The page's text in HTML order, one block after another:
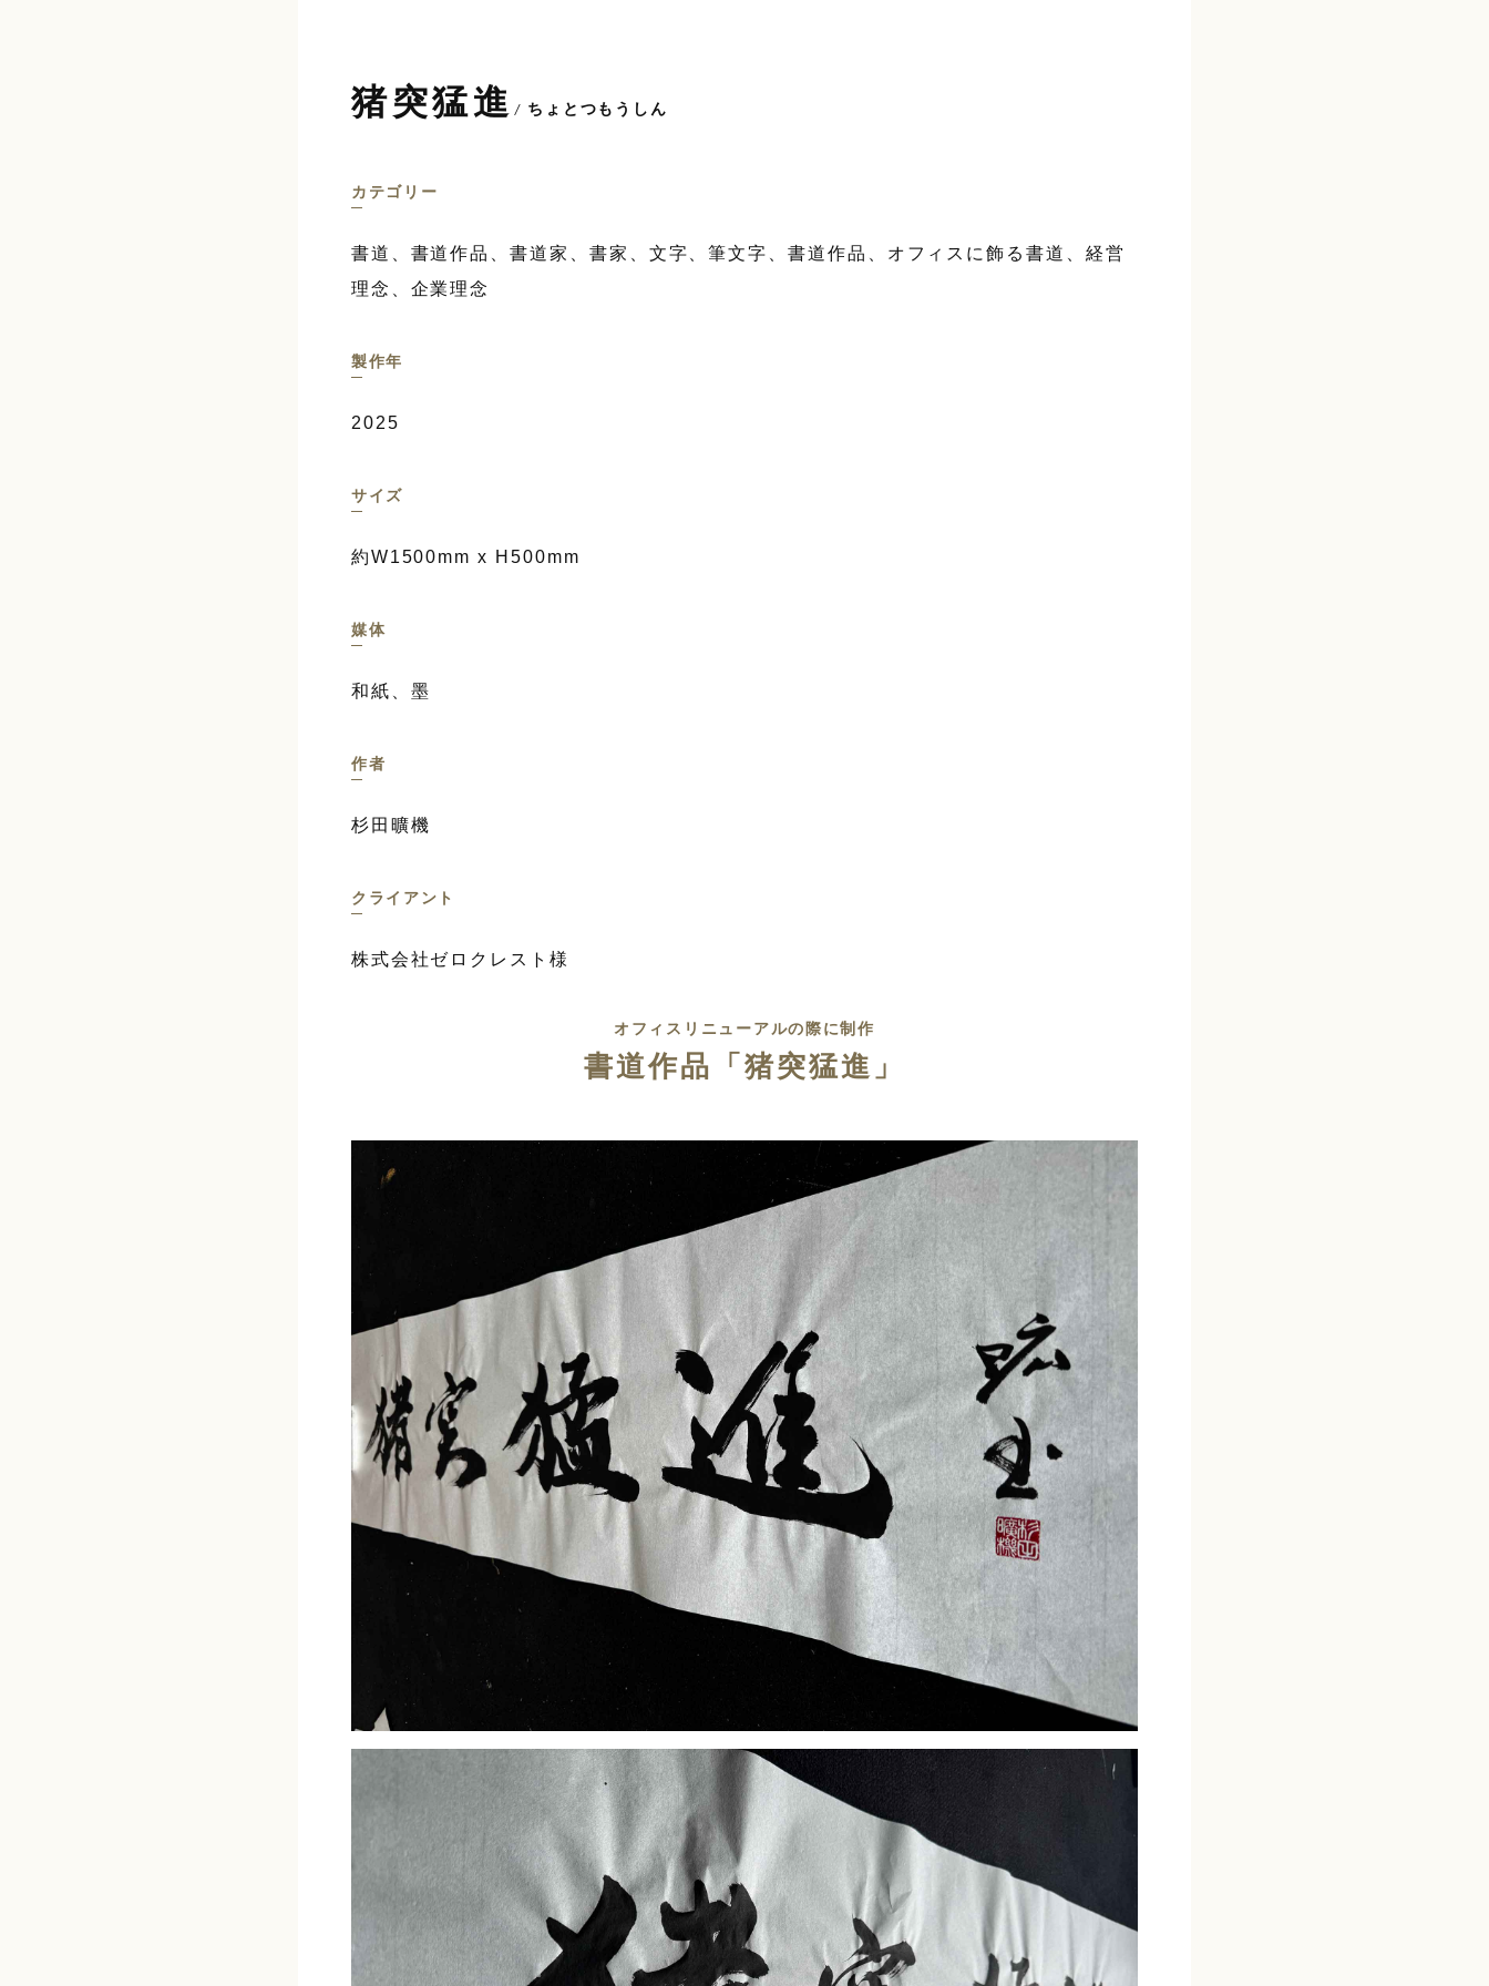
猪突猛進 / ちょとつもうしん
カテゴリー
書道、書道作品、書道家、書家、文字、筆文字、書道作品、オフィスに飾る書道、経営
理念、企業理念
製作年
2025
サイズ
約W1500mm x H500mm
媒体
和紙、墨
作者
杉田曠機
クライアント
株式会社ゼロクレスト様
オフィスリニューアルの際に制作
書道作品「猪突猛進」